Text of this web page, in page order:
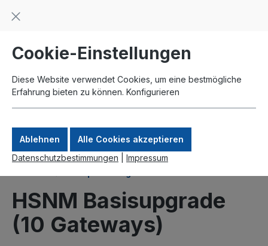
springen
Zahlung per Paypal
HSNM Basisupgrade
(10 Gateways)
Cookie-Einstellungen
Diese Website verwendet Cookies, um eine bestmögliche
Erfahrung bieten zu können. Konfigurieren
Ablehnen
Alle Cookies akzeptieren
Datenschutzbestimmungen
Impressum